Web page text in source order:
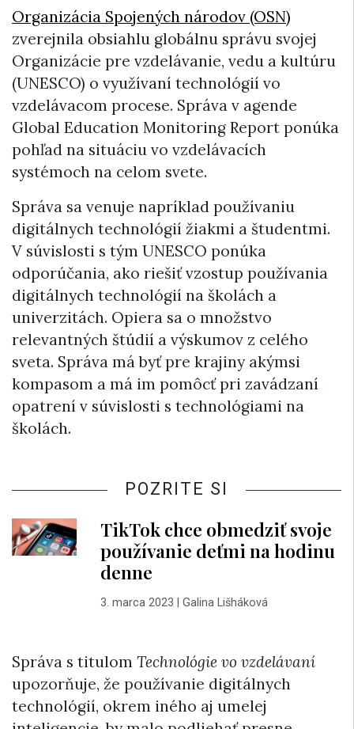
Organizácia Spojených národov (OSN)
zverejnila obsiahlu globálnu správu svojej
Organizácie pre vzdelávanie, vedu a kultúru
(UNESCO) o využívaní technológií vo
vzdelávacom procese. Správa v agende
Global Education Monitoring Report ponúka
pohľad na situáciu vo vzdelávacích
systémoch na celom svete.
Správa sa venuje napríklad používaniu
digitálnych technológií žiakmi a študentmi.
V súvislosti s tým UNESCO ponúka
odporúčania, ako riešiť vzostup používania
digitálnych technológií na školách a
univerzitách. Opiera sa o množstvo
relevantných štúdií a výskumov z celého
sveta. Správa má byť pre krajiny akýmsi
kompasom a má im pomôcť pri zavádzaní
opatrení v súvislosti s technológiami na
školách.
POZRITE SI
TikTok chce obmedziť svoje
používanie deťmi na hodinu
denne
3. marca 2023 Galina Lišháková
Správa s titulom Technológie vo vzdelávaní
upozorňuje, že používanie digitálnych
technológií, okrem iného aj umelej